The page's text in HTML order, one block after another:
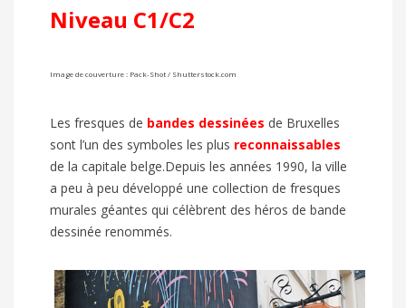
Niveau C1/C2
Image de couverture : Pack-Shot / Shutterstock.com
Les fresques de bandes dessinées de Bruxelles
sont l’un des symboles les plus reconnaissables
de la capitale belge.Depuis les années 1990, la ville
a peu à peu développé une collection de fresques
murales géantes qui célèbrent des héros de bande
dessinée renommés.